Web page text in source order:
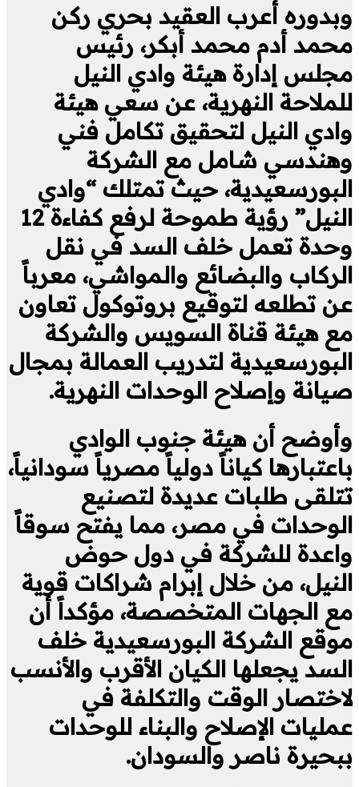
وبدوره أعرب العقيد بحري ركن
محمد أدم محمد أبكر، رئيس
مجلس إدارة هيئة وادي النيل
للملاحة النهرية، عن سعي هيئة
وادي النيل لتحقيق تكامل فني
وهندسي شامل مع الشركة
البورسعيدية، حيث تمتلك “وادي
النيل” رؤية طموحة لرفع كفاءة 12
وحدة تعمل خلف السد في نقل
الركاب والبضائع والمواشي، معرباً
عن تطلعه لتوقيع بروتوكول تعاون
مع هيئة قناة السويس والشركة
البورسعيدية لتدريب العمالة بمجال
صيانة وإصلاح الوحدات النهرية.
وأوضح أن هيئة جنوب الوادي
باعتبارها كياناً دولياً مصرياً سودانياً،
تتلقى طلبات عديدة لتصنيع
الوحدات في مصر، مما يفتح سوقاً
واعدة للشركة في دول حوض
النيل، من خلال إبرام شراكات قوية
مع الجهات المتخصصة، مؤكداً أن
موقع الشركة البورسعيدية خلف
السد يجعلها الكيان الأقرب والأنسب
لاختصار الوقت والتكلفة في
عمليات الإصلاح والبناء للوحدات
ببحيرة ناصر والسودان.